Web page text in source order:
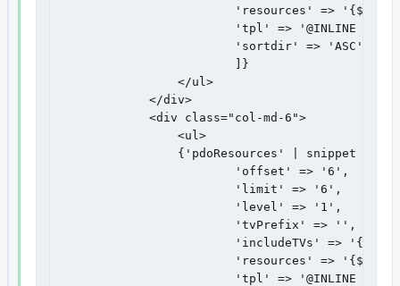
'resources' =>
'tpl' => '@INLINE
                        'sortdir' => 'ASC'
                        ]}
                </ul>
            </div>
            <div class="col-md-6">
                <ul>
                {'pdoResources' | snippet : [
                        'offset' => '6',
                        'limit' => '6',
                        'level' => '1',
                        'tvPrefix' => '',
'includeTVs' =>
'resources' =>
'tpl' => '@INLINE